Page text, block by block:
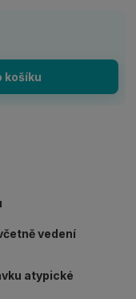
košíku
vedení
atypické